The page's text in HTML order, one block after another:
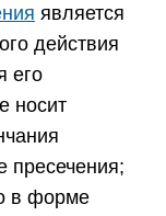
является
действия
его
носит
пресечения;
в форме